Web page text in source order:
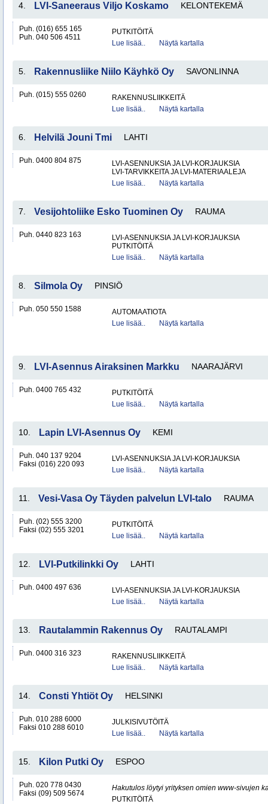
4. LVI-Saneeraus Viljo Koskamo KELONTEKEMÄ
Puh. (016) 655 165
Puh. 040 506 4511
PUTKITÖITÄ
Lue lisää..
Näytä kartalla
5. Rakennusliike Niilo Käyhkö Oy SAVONLINNA
Puh. (015) 555 0260
RAKENNUSLIIKKEITÄ
Lue lisää..
Näytä kartalla
6. Helvilä Jouni Tmi LAHTI
Puh. 0400 804 875
LVI-ASENNUKSIA JA LVI-KORJAUKSIA
LVI-TARVIKKEITA JA LVI-MATERIAALEJA
Lue lisää..
Näytä kartalla
7. Vesijohtoliike Esko Tuominen Oy RAUMA
Puh. 0440 823 163
LVI-ASENNUKSIA JA LVI-KORJAUKSIA
PUTKITÖITÄ
Lue lisää..
Näytä kartalla
8. Silmola Oy PINSIÖ
Puh. 050 550 1588
AUTOMAATIOTA
Lue lisää..
Näytä kartalla
9. LVI-Asennus Airaksinen Markku NAARAJÄRVI
Puh. 0400 765 432
PUTKITÖITÄ
Lue lisää..
Näytä kartalla
10. Lapin LVI-Asennus Oy KEMI
Puh. 040 137 9204
Faksi (016) 220 093
LVI-ASENNUKSIA JA LVI-KORJAUKSIA
Lue lisää..
Näytä kartalla
11. Vesi-Vasa Oy Täyden palvelun LVI-talo RAUMA
Puh. (02) 555 3200
Faksi (02) 555 3201
PUTKITÖITÄ
Lue lisää..
Näytä kartalla
12. LVI-Putkilinkki Oy LAHTI
Puh. 0400 497 636
LVI-ASENNUKSIA JA LVI-KORJAUKSIA
Lue lisää..
Näytä kartalla
13. Rautalammin Rakennus Oy RAUTALAMPI
Puh. 0400 316 323
RAKENNUSLIIKKEITÄ
Lue lisää..
Näytä kartalla
14. Consti Yhtiöt Oy HELSINKI
Puh. 010 288 6000
Faksi 010 288 6010
JULKISIVUTÖITÄ
Lue lisää..
Näytä kartalla
15. Kilon Putki Oy ESPOO
Puh. 020 778 0430
Faksi (09) 509 5674
Hakutulos löytyi yrityksen omien www-sivujen
PUTKITÖITÄ